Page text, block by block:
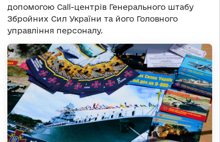
допомогою Call-центрів Генерального штабу
Збройних Сил України та його Головного
управління персоналу.